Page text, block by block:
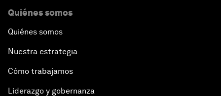
Quiénes somos
Quiénes somos
Nuestra estrategia
Cómo trabajamos
Liderazgo y gobernanza